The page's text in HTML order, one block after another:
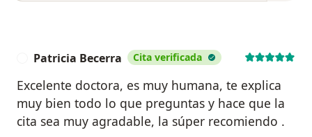
Patricia Becerra Cita verificada
Excelente doctora, es muy humana, te explica
muy bien todo lo que preguntas y hace que la
cita sea muy agradable, la súper recomiendo .